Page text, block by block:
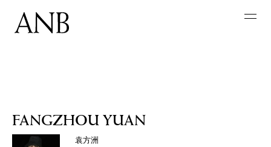
FANGZHOU YUAN
袁方洲